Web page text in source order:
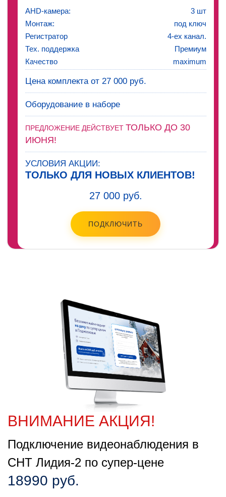
AHD-камера:
3 шт
Монтаж:
под ключ
Регистратор
4-ех канал.
Тех. поддержка
Премиум
Качество
maximum
Цена комплекта от 27 000 руб.
Оборудование в наборе
ПРЕДЛОЖЕНИЕ ДЕЙСТВУЕТ ТОЛЬКО ДО 30
ИЮНЯ!
УСЛОВИЯ АКЦИИ:
ТОЛЬКО ДЛЯ НОВЫХ КЛИЕНТОВ!
27 000 руб.
ПОДКЛЮЧИТЬ
ВНИМАНИЕ АКЦИЯ!
Подключение видеонаблюдения в
СНТ Лидия-2 по супер-цене
18990 руб.